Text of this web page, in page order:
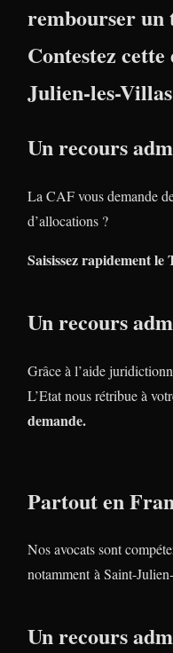
rembourser un
Contestez
Julien-les-
Un recours
La CAF vous demande
d’allocations ?
Saisissez rapidement
Un recours
Grâce à l’aide
L’Etat nous rétribue à
demande.
Partout en
Nos avocats sont
notamment à Saint-
Un recours